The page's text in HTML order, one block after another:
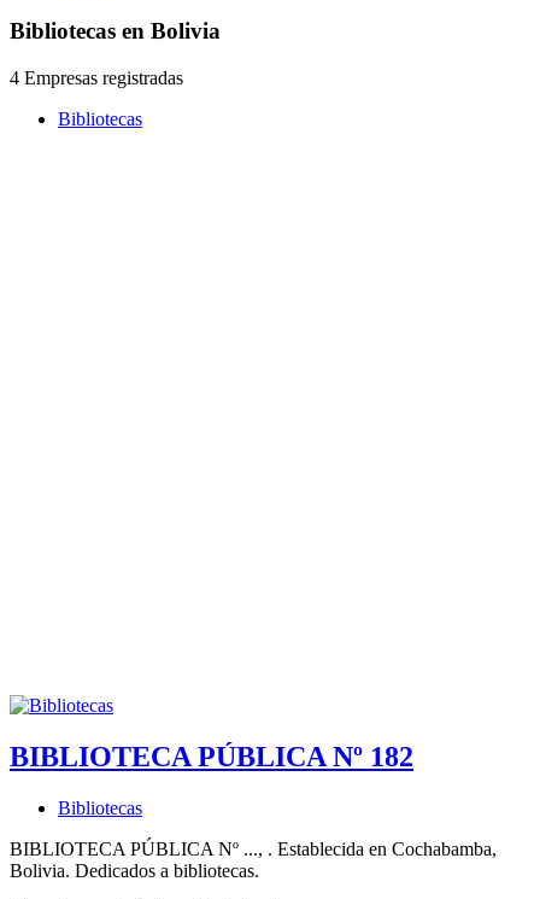
Bibliotecas en Bolivia
4 Empresas registradas
Bibliotecas
BIBLIOTECA PÚBLICA Nº 182
Bibliotecas
BIBLIOTECA PÚBLICA Nº ..., . Establecida en Cochabamba,
Bolivia. Dedicados a bibliotecas.